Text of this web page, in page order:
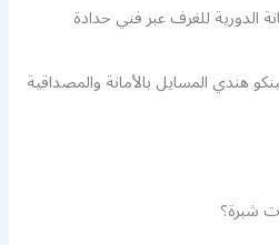
الدورية للغرف عبر فني حدادة
هندي المسايل بالأمانة والمصداقية
شبرة؟